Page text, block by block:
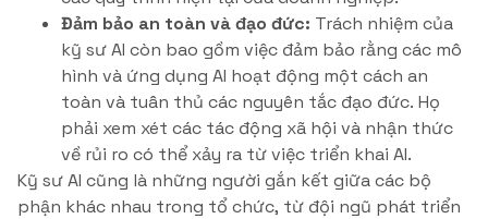
Đảm bảo an toàn và đạo đức: Trách nhiệm của
kỹ sư AI còn bao gồm việc đảm bảo rằng các mô
hình và ứng dụng AI hoạt động một cách an
toàn và tuân thủ các nguyên tắc đạo đức. Họ
phải xem xét các tác động xã hội và nhận thức
về rủi ro có thể xảy ra từ việc triển khai AI.
Kỹ sư AI cũng là những người gắn kết giữa các bộ
phận khác nhau trong tổ chức, từ đội ngũ phát triển